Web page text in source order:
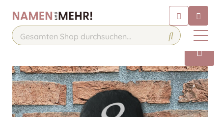
Chatten Sie 24/7 mit unserem
hilfreichen Chatbot
Kontakt